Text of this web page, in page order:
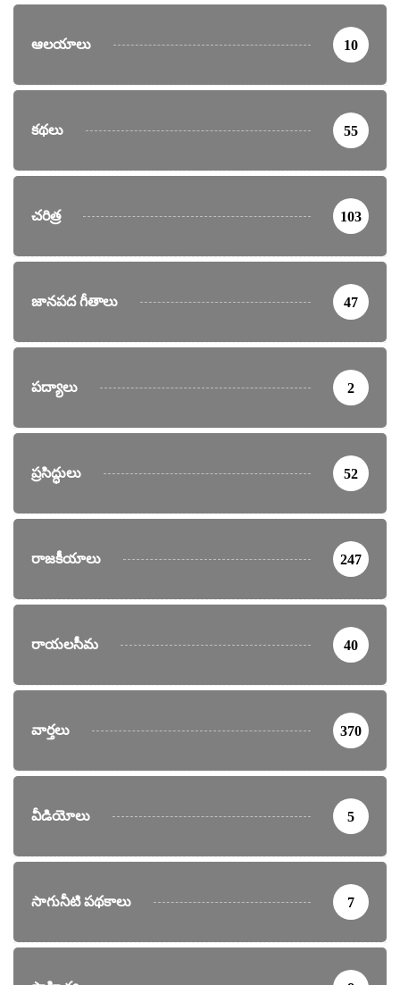
ఆలయాలు 10
కథలు 55
చరిత్ర 103
జానపద గీతాలు 47
పద్యాలు 2
ప్రసిద్ధులు 52
రాజకీయాలు 247
రాయలసీమ 40
వార్తలు 370
వీడియోలు 5
సాగునీటి పథకాలు 7